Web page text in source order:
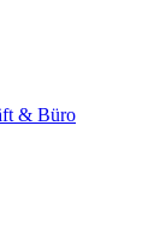
& Büro